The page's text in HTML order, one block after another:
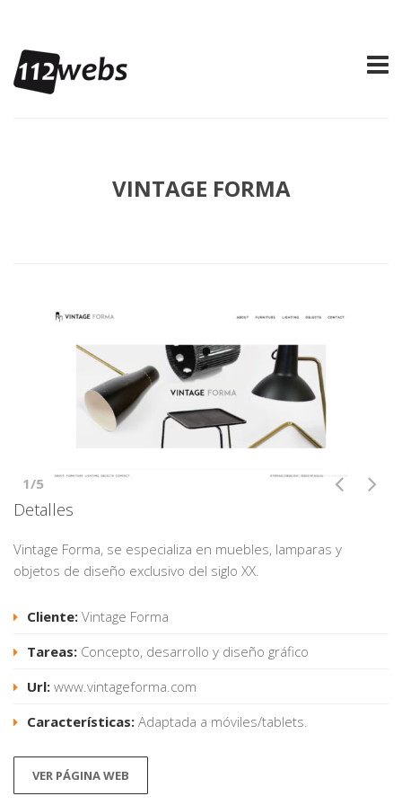
VINTAGE FORMA
1/5
Detalles
Vintage Forma, se especializa en muebles, lamparas y
objetos de diseño exclusivo del siglo XX.
Cliente: Vintage Forma
Tareas: Concepto, desarrollo y diseño gráfico
Url: www.vintageforma.com
Características: Adaptada a móviles/tablets.
VER PÁGINA WEB